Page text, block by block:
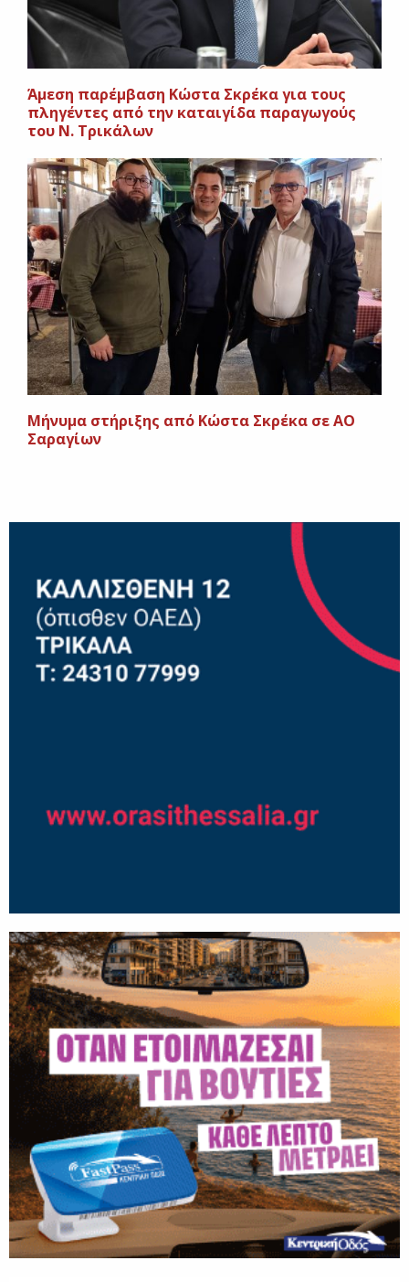
Άμεση παρέμβαση Κώστα Σκρέκα για τους
πληγέντες από την καταιγίδα παραγωγούς
του Ν. Τρικάλων
Μήνυμα στήριξης από Κώστα Σκρέκα σε ΑΟ
Σαραγίων